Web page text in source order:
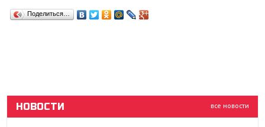
Поделиться…
все новости
НОВОСТИ
Sony
Far Cry 5: хвалить нельзя ругать